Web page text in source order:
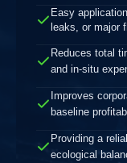
Easy
leaks, or major
Reduces total
and in-situ
Improves
baseline
Providing a
ecological